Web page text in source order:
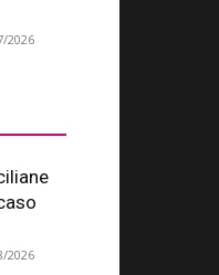
2026
2026